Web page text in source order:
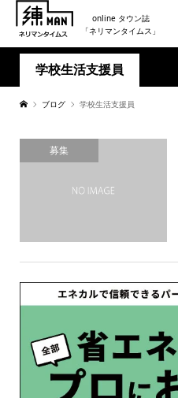
online タウン誌
「ネリマンタイムス」
学校生活支援員
ブログ 学校生活支援員
募集